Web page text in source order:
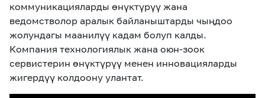
коммуникацияларды өнүктүрүү жана
ведомстволор аралык байланыштарды чыңдоо
жолундагы маанилүү кадам болуп калды.
Компания технологиялык жана оюн-зоок
сервистерин өнүктүрүү менен инновацияларды
жигердүү колдоону улантат.